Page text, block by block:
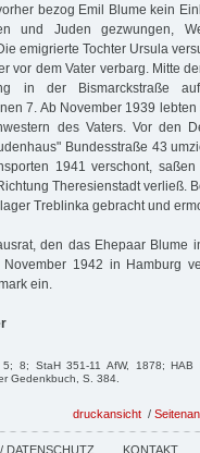
bezog Emil Blume kein
und Juden gezwungen,
emigrierte Tochter Ursula
vor dem Vater verbarg. Mitte
in der Bismarckstraße
7. Ab November 1939
des Vaters. Vor den
Bundesstraße 43
1941 verschont,
Theresienstadt verließ.
Treblinka gebracht und
den das Ehepaar Blume
November 1942 in Hamburg
ein.
8; StaH 351-11 AfW, 1878;
Gedenkbuch, S. 384.
druckansicht /
DATENSCHUTZ KONTAKT